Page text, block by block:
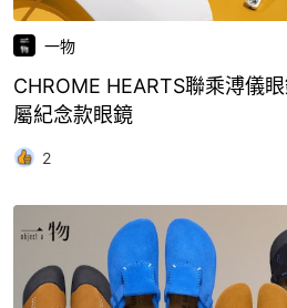
一物
CHROME HEARTS聯乘溥儀
屬紀念款眼鏡
2